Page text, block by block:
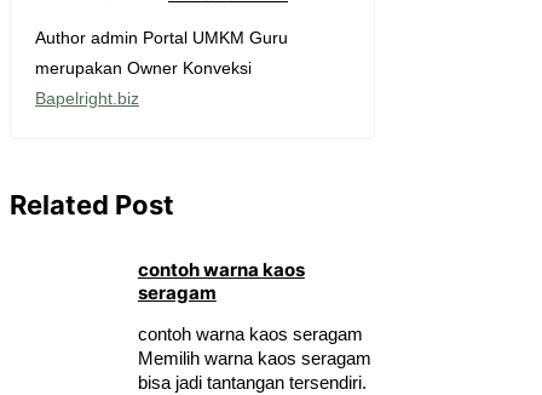
Author admin Portal UMKM Guru
merupakan Owner Konveksi
Bapelright.biz
Related Post
contoh warna kaos
seragam
contoh warna kaos seragam
Memilih warna kaos seragam
bisa jadi tantangan tersendiri.